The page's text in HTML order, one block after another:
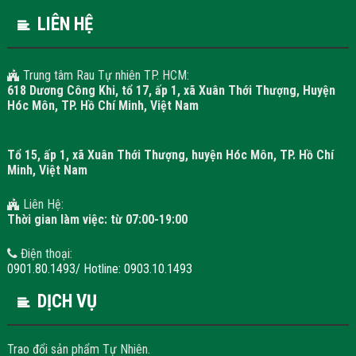
LIÊN HỆ
Trung tâm Rau Tự nhiên TP. HCM:
618 Dương Công Khi, tổ 17, ấp 1, xã Xuân Thới Thượng, Huyện
Hóc Môn, TP. Hồ Chí Minh, Việt Nam
Tổ 15, ấp 1, xã Xuân Thới Thượng, huyện Hóc Môn, TP. Hồ Chí
Minh, Việt Nam
Liên Hệ:
Thời gian làm việc: từ 07:00-19:00
Điện thoại:
0901.80.1493/ Hotline: 0903.10.1493
DỊCH VỤ
Trao đổi sản phẩm Tự Nhiên.